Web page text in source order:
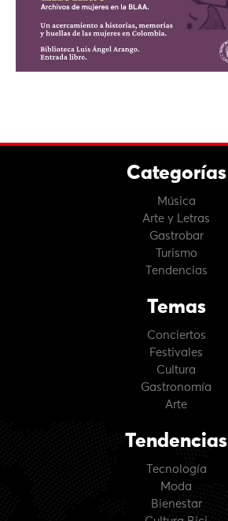
Categorías
Música
Arte y Letras
Gastrobar
Turismo
Tendencias
Temas
Conciertos
Festivales
Cultura
Gastronomía
Arte
Tendencias
Tecnología
Moda
Bienestar